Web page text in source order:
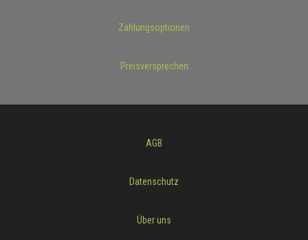
Zahlungsoptionen
Preisversprechen
AGB
Datenschutz
Über uns